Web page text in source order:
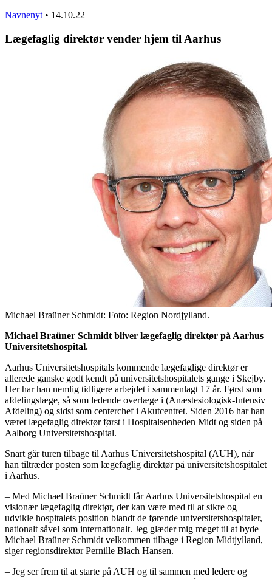
Navnenyt • 14.10.22
Lægefaglig direktør vender hjem til Aarhus
Michael Braüner Schmidt: Foto: Region Nordjylland.
Michael Braüner Schmidt bliver lægefaglig direktør på Aarhus
Universitetshospital.
Aarhus Universitetshospitals kommende lægefaglige direktør er
allerede ganske godt kendt på universitetshospitalets gange i Skejby.
Her har han nemlig tidligere arbejdet i sammenlagt 17 år. Først som
afdelingslæge, så som ledende overlæge i (Anæstesiologisk-Intensiv
Afdeling) og sidst som centerchef i Akutcentret. Siden 2016 har han
været lægefaglig direktør først i Hospitalsenheden Midt og siden på
Aalborg Universitetshospital.
Snart går turen tilbage til Aarhus Universitetshospital (AUH), når
han tiltræder posten som lægefaglig direktør på universitetshospitalet
i Aarhus.
– Med Michael Braüner Schmidt får Aarhus Universitetshospital en
visionær lægefaglig direktør, der kan være med til at sikre og
udvikle hospitalets position blandt de førende universitetshospitaler,
nationalt såvel som internationalt. Jeg glæder mig meget til at byde
Michael Braüner Schmidt velkommen tilbage i Region Midtjylland,
siger regionsdirektør Pernille Blach Hansen.
– Jeg ser frem til at starte på AUH og til sammen med ledere og